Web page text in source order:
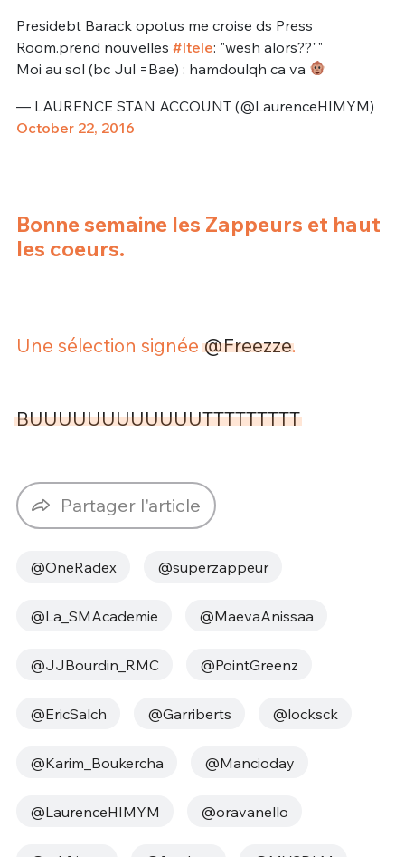
Presidebt Barack opotus me croise ds Press
Room.prend nouvelles #Itele: "wesh alors??""
Moi au sol (bc Jul =Bae) : hamdoulqh ca va
— LAURENCE STAN ACCOUNT (@LaurenceHIMYM)
October 22, 2016
Bonne semaine les Zappeurs et haut
les coeurs.
Une sélection signée@Freezze.
BUUUUUUUUUUUUTTTTTTTTT
Partager l'article
@OneRadex @superzappeur
@La_SMAcademie @MaevaAnissaa
@JJBourdin_RMC @PointGreenz
@EricSalch @Garriberts @locksck
@Karim_Boukercha @Mancioday
@LaurenceHIMYM @oravanello